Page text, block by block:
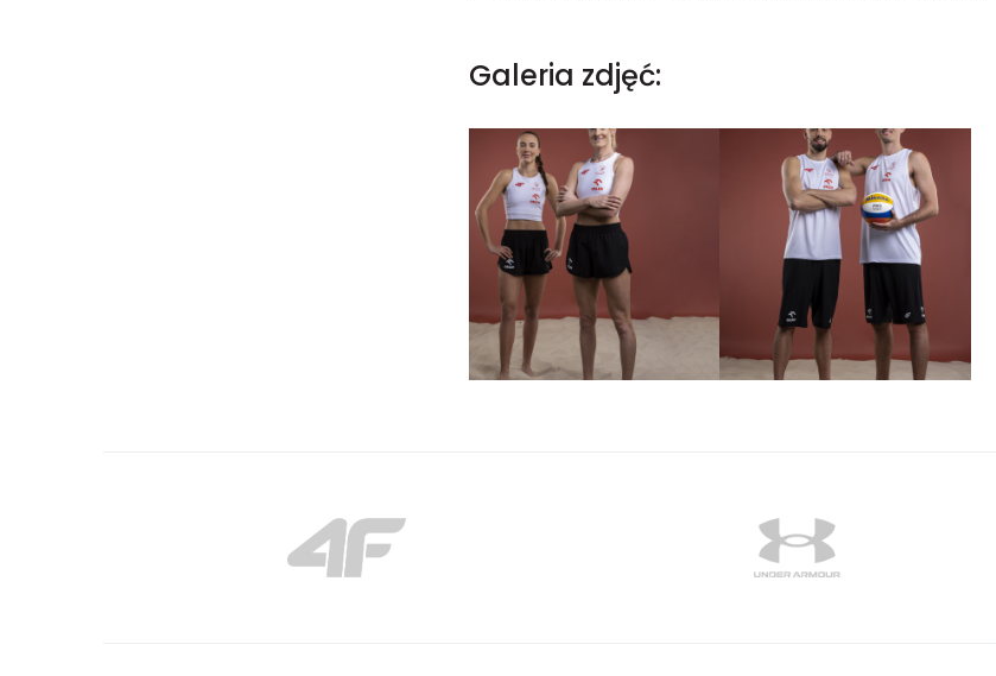
Galeria zdjęć: